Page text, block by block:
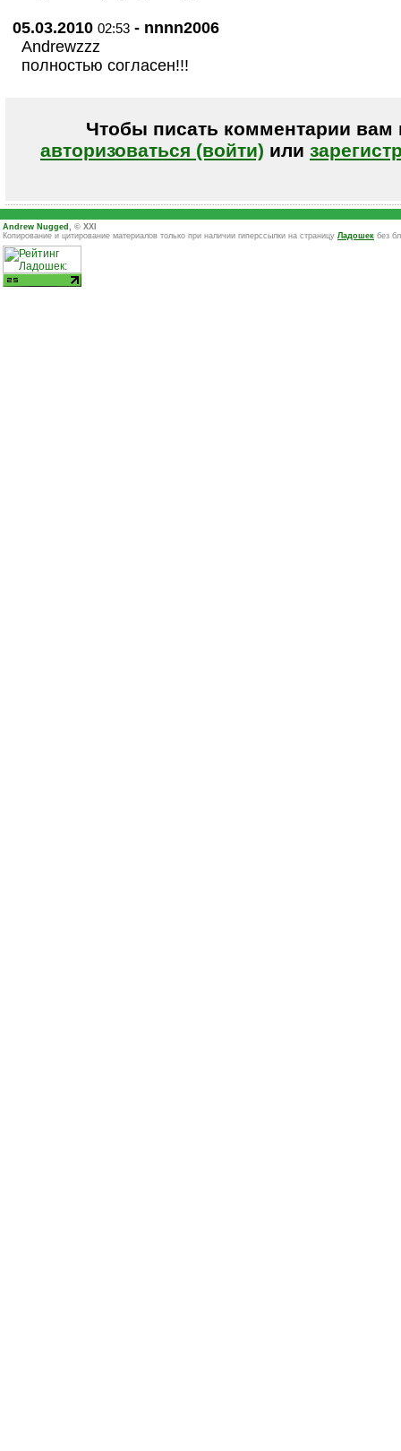
05.03.2010 02:53 - nnnn2006
Andrewzzz
полностью согласен!!!
Чтобы писать комментарии вам
авторизоваться (войти) или
Andrew Nugged , © XXI
Копирование и цитирование материалов только при наличии гиперссылки на страницу Ладошек без